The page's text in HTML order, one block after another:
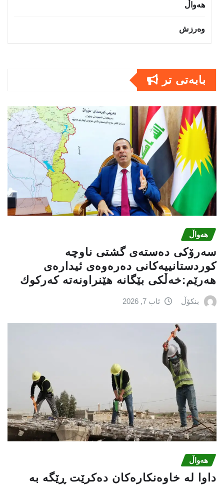
هەواڵ
وەرزش
بابەتى تر
هەواڵ
سه‌رۆكی دەستەی گشتی ناوچە
كوردستانییەكانی دەرەوەی ئیدارەی
هەرێم:خه‌ڵكی بێگانه‌ هێنراونه‌ته‌ كه‌ركوك
بنکۆڵ ئاب 7, 2026
هەواڵ
داوا لە خاوەنکارەکان دەکرێت ڕێگە بە